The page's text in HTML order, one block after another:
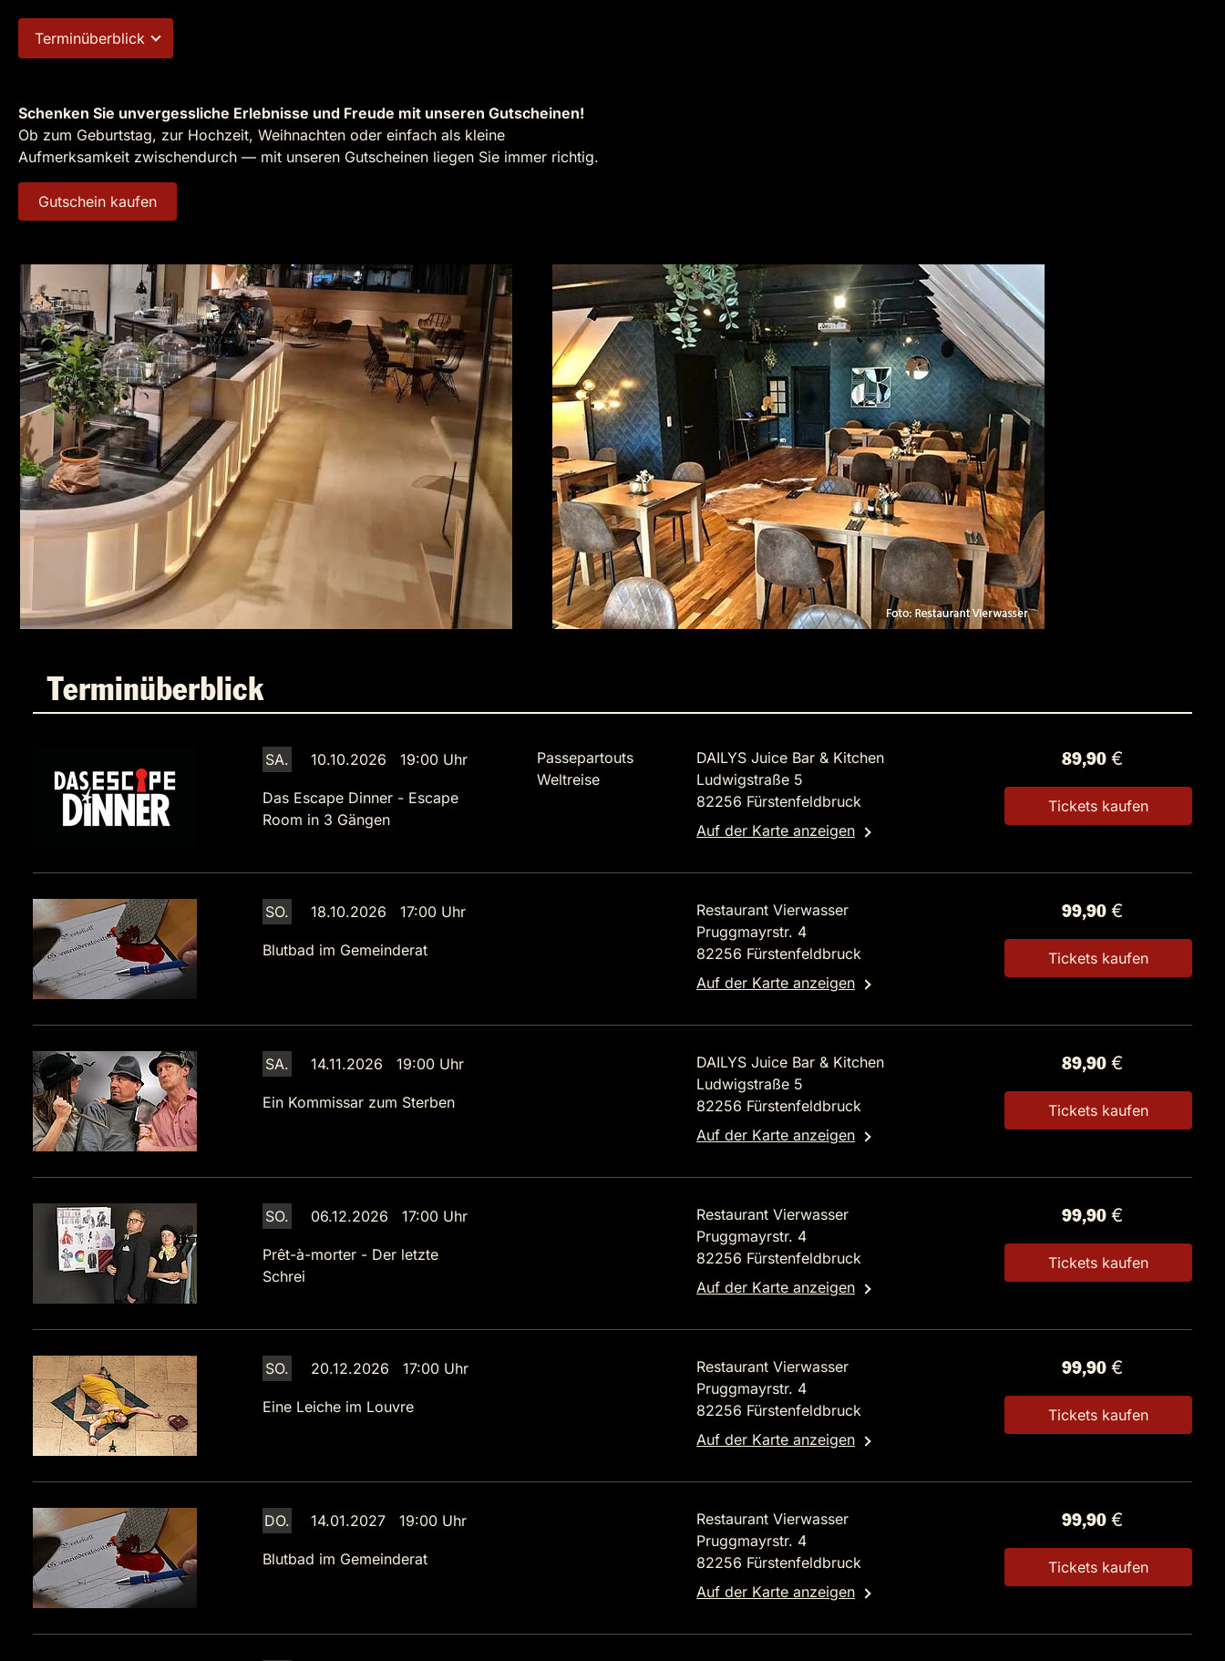
Terminüberblick
Schenken Sie unvergessliche Erlebnisse und Freude mit unseren Gutscheinen!
Ob zum Geburtstag, zur Hochzeit, Weihnachten oder einfach als kleine
Aufmerksamkeit zwischendurch — mit unseren Gutscheinen liegen Sie immer richtig.
Gutschein kaufen
Terminüberblick
SA. 10.10.2026 19:00 Uhr
Das Escape Dinner - Escape
Room in 3 Gängen
Passepartouts
Weltreise
DAILYS Juice Bar & Kitchen
Ludwigstraße 5
82256 Fürstenfeldbruck
Auf der Karte anzeigen
89,90 €
Tickets kaufen
SO. 18.10.2026 17:00 Uhr
Blutbad im Gemeinderat
Restaurant Vierwasser
Pruggmayrstr. 4
82256 Fürstenfeldbruck
Auf der Karte anzeigen
99,90 €
Tickets kaufen
SA. 14.11.2026 19:00 Uhr
Ein Kommissar zum Sterben
DAILYS Juice Bar & Kitchen
Ludwigstraße 5
82256 Fürstenfeldbruck
Auf der Karte anzeigen
89,90 €
Tickets kaufen
SO. 06.12.2026 17:00 Uhr
Prêt-à-morter - Der letzte
Schrei
Restaurant Vierwasser
Pruggmayrstr. 4
82256 Fürstenfeldbruck
Auf der Karte anzeigen
99,90 €
Tickets kaufen
SO. 20.12.2026 17:00 Uhr
Eine Leiche im Louvre
Restaurant Vierwasser
Pruggmayrstr. 4
82256 Fürstenfeldbruck
Auf der Karte anzeigen
99,90 €
Tickets kaufen
DO. 14.01.2027 19:00 Uhr
Blutbad im Gemeinderat
Restaurant Vierwasser
Pruggmayrstr. 4
82256 Fürstenfeldbruck
Auf der Karte anzeigen
99,90 €
Tickets kaufen